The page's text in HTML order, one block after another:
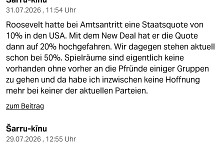
31.07.2026 , 11:54 Uhr
Roosevelt hatte bei Amtsantritt eine Staatsquote von
10% in den USA. Mit dem New Deal hat er die Quote
dann auf 20% hochgefahren. Wir dagegen stehen aktuell
schon bei 50%. Spielräume sind eigentlich keine
vorhanden ohne vorher an die Pfründe einiger Gruppen
zu gehen und da habe ich inzwischen keine Hoffnung
mehr bei keiner der aktuellen Parteien.
zum Beitrag
Šarru-kīnu
29.07.2026 , 12:55 Uhr